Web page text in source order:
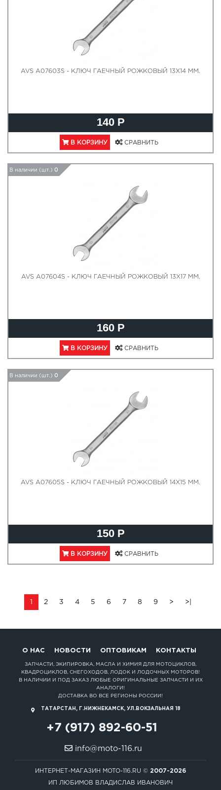
AVS A07603S - КЛЮЧ ГАЕЧНЫЙ РОЖКОВЫЙ 13Х14 ММ.
140 Р
В КОРЗИНУ СРАВНИТЬ
В наличии (шт.) 0
AVS A07604S - КЛЮЧ ГАЕЧНЫЙ РОЖКОВЫЙ 13Х17 ММ.
160 Р
В КОРЗИНУ СРАВНИТЬ
В наличии (шт.) 0
AVS A07605S - КЛЮЧ ГАЕЧНЫЙ РОЖКОВЫЙ 14Х15 ММ.
150 Р
В КОРЗИНУ СРАВНИТЬ
1 2 3 4 5 6 7 8 9 > >|
О НАС НОВОСТИ ОПТОВИКАМ КОНТАКТЫ
ЗАПЧАСТИ, ЭКИПИРОВКА, МАСЛА И ХИМИЯ ДЛЯ МОТОЦИКЛОВ,
КВАДРОЦИКЛОВ, СНЕГОХОДОВ, ЛОДОК И ЛОДОЧНЫХ МОТОРОВ!
В НАЛИЧИИ И ПОД ЗАКАЗ ЛЮБЫЕ ОРИГИНАЛЬНЫЕ ЗАПЧАСТИ И ИХ
АНАЛОГИ!
ДОСТАВКА ВО ВСЕ РЕГИОНЫ РОССИИ!
ТАТАРСТАН, Г.НИЖНЕКАМСК, УЛ.ВОКЗАЛЬНАЯ 18
+7 (917) 892-60-51
info@moto-116.ru
ИНТЕРНЕТ-МАГАЗИН MOTO-116.RU © 2007-2026
ИП ЛЮБИМОВ ВЛАДИСЛАВ ИВАНОВИЧ